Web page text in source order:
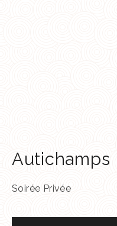
Autichamps
Soirée Privée